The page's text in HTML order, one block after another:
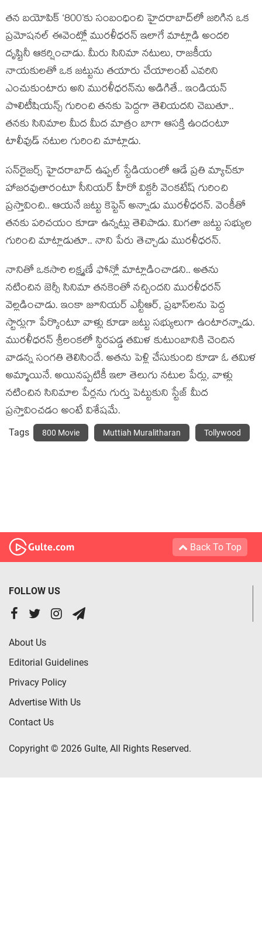
తన బయోపిక్ ‘800’కు సంబంధించి హైదరాబాద్‌లో జరిగిన ఒక
ప్రమోషనల్ ఈవెంట్లో మురళీధరన్ ఇలాగే మాట్లాడి అందరి
దృష్టినీ ఆకర్షించాడు. మీరు సినిమా నటులు, రాజకీయ
నాయకులతో ఒక జట్టును తయారు చేయాలంటే ఎవరిని
ఎంచుకుంటారు అని మురళీధరన్‌ను అడిగితే.. ఇండియన్
పొలిటీషియన్స్ గురించి తనకు పెద్దగా తెలియదని చెబుతూ..
తనకు సినిమాల మీద మీద మాత్రం బాగా ఆసక్తి ఉందంటూ
టాలీవుడ్ నటుల గురించి మాట్లాడు.
సన్‌రైజర్స్ హైదరాబాద్ ఉఫ్పల్‌ స్టేడియంలో ఆడే ప్రతి మ్యాచ్‌కూ
హాజరవుతారంటూ సీనియర్ హీరో విక్టరీ వెంకటేష్ గురించి
ప్రస్తావించి.. ఆయనే జట్టు కెప్టెన్ అన్నాడు మురళీధరన్. వెంకీతో
తనకు పరిచయం కూడా ఉన్నట్లు తెలిపాడు. మిగతా జట్టు సభ్యుల
గురించి మాట్లాడుతూ.. నాని పేరు తెచ్చాడు మురళీధరన్.
నానితో ఒకసారి లక్ష్మణే ఫోన్లో మాట్లాడించాడని.. అతను
నటించిన జెర్సీ సినిమా తనకెంతో నచ్చిందని మురళీధరన్
వెల్లడించాడు. ఇంకా జూనియర్ ఎన్టీఆర్, ప్రభాస్‌లను పెద్ద
స్టార్లుగా పేర్కొంటూ వాళ్లు కూడా జట్టు సభ్యులుగా ఉంటారన్నాడు.
మురళీధరన్ శ్రీలంకలో స్థిరపడ్డ తమిళ కుటుంబానికి చెందిన
వాడన్న సంగతి తెలిసిందే. అతను పెళ్లి చేసుకుంది కూడా ఓ తమిళ
అమ్మాయినే. అయినప్పటికీ ఇలా తెలుగు నటుల పేర్లు, వాళ్లు
నటించిన సినిమాల పేర్లను గుర్తు పెట్టుకుని స్టేజ్ మీద
ప్రస్తావించడం అంటే విశేషమే.
Tags 800 Movie Muttiah Muralitharan Tollywood
Back To Top
FOLLOW US
About Us
Editorial Guidelines
Privacy Policy
Advertise With Us
Contact Us
Copyright © 2026 Gulte, All Rights Reserved.